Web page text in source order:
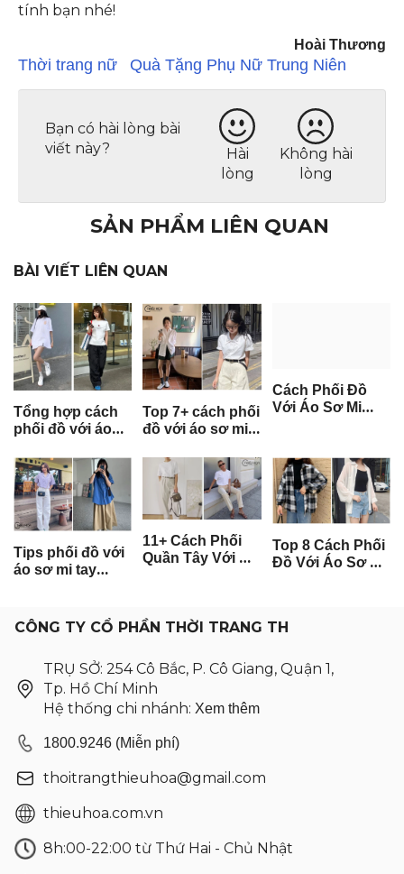
tính bạn nhé!
Hoài Thương
Thời trang nữ Quà Tặng Phụ Nữ Trung Niên
Bạn có hài lòng bài
viết này?
Hài
lòng
Không hài
lòng
SẢN PHẨM LIÊN QUAN
BÀI VIẾT LIÊN QUAN
Tổng hợp cách
phối đồ với áo
năng động
Top 7+ cách phối
đồ với áo sơ mi
trang
Cách Phối Đồ
Đẹp & Hot Trend
2026
Tips phối đồ với
áo sơ mi tay
động
11+ Cách Phối
Quần Tây Với Áo
Top 8 Cách Phối
Đồ Với Áo Sơ Mi
CÔNG TY CỔ PHẦN THỜI TRANG TH
TRỤ SỞ: 254 Cô Bắc, P. Cô Giang, Quận 1,
Tp. Hồ Chí Minh
Hệ thống chi nhánh: Xem thêm
1800.9246 (Miễn phí)
thoitrangthieuhoa@gmail.com
thieuhoa.com.vn
8h:00-22:00 từ Thứ Hai - Chủ Nhật